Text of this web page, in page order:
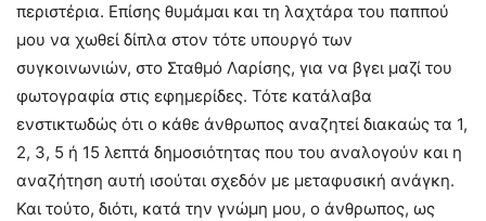
περιστέρια. Επίσης θυμάμαι και τη λαχτάρα του παππού
μου να χωθεί δίπλα στον τότε υπουργό των
συγκοινωνιών, στο Σταθμό Λαρίσης, για να βγει μαζί του
φωτογραφία στις εφημερίδες. Τότε κατάλαβα
ενστικτωδώς ότι ο κάθε άνθρωπος αναζητεί διακαώς τα 1,
2, 3, 5 ή 15 λεπτά δημοσιότητας που του αναλογούν και η
αναζήτηση αυτή ισούται σχεδόν με μεταφυσική ανάγκη.
Και τούτο, διότι, κατά την γνώμη μου, ο άνθρωπος, ως